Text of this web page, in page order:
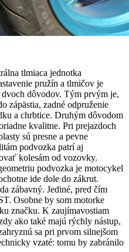
tlmiaca jednotka
pružín a tlmičov je
dôvodov. Tým prvým je,
zápästia, zadné odpruženie
a chrbtice. Druhým dôvodom
kvalitne. Pri prejazdoch
sú presne a pevne
podvozka patrí aj
kolesám od vozovky.
podvozka je motocykel
ide dole do zákrut.
zábavný. Jediné, pred čím
Osobne by som motorke
značku. K zaujímavostiam
ako také majú rýchly nástup,
sa pri prvom silnejšom
vzaté: tomu by zabránilo